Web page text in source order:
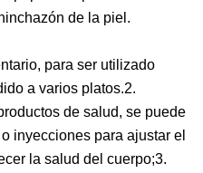
de la piel.
para ser utilizado
a varios platos.2.
de salud, se puede
inyecciones para ajustar el
la salud del cuerpo;3.